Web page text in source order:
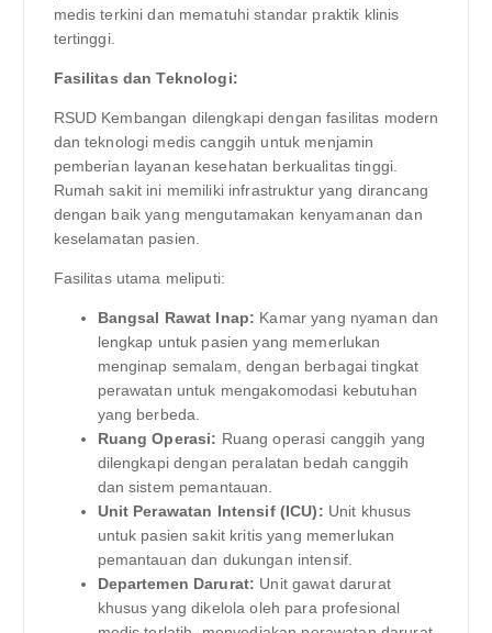
medis terkini dan mematuhi standar praktik klinis
tertinggi.
Fasilitas dan Teknologi:
RSUD Kembangan dilengkapi dengan fasilitas modern
dan teknologi medis canggih untuk menjamin
pemberian layanan kesehatan berkualitas tinggi.
Rumah sakit ini memiliki infrastruktur yang dirancang
dengan baik yang mengutamakan kenyamanan dan
keselamatan pasien.
Fasilitas utama meliputi:
Bangsal Rawat Inap: Kamar yang nyaman dan
lengkap untuk pasien yang memerlukan
menginap semalam, dengan berbagai tingkat
perawatan untuk mengakomodasi kebutuhan
yang berbeda.
Ruang Operasi: Ruang operasi canggih yang
dilengkapi dengan peralatan bedah canggih
dan sistem pemantauan.
Unit Perawatan Intensif (ICU): Unit khusus
untuk pasien sakit kritis yang memerlukan
pemantauan dan dukungan intensif.
Departemen Darurat: Unit gawat darurat
khusus yang dikelola oleh para profesional